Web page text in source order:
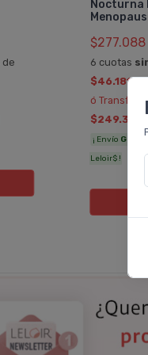
de
Nocturna
$277.088
6 cuotas
$46.181
ó
$249.379
¡ Envío GRATIS
Leloir$ !